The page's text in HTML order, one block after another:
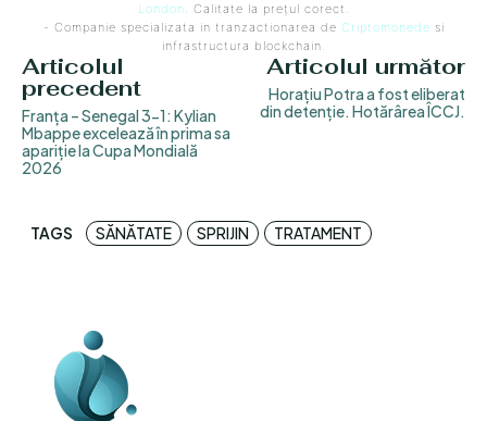
London. Calitate la prețul corect.
- Companie specializata in tranzactionarea de Criptomonede si
infrastructura blockchain.
Articolul
precedent
Franța – Senegal 3-1: Kylian
Mbappe excelează în prima sa
apariție la Cupa Mondială
2026
Articolul următor
Horațiu Potra a fost eliberat
din detenție. Hotărârea ÎCCJ.
TAGS SĂNĂTATE SPRIJIN TRATAMENT